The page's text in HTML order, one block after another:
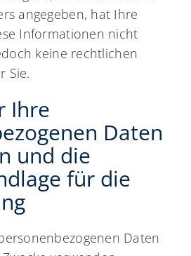
angegeben, hat Ihre
Informationen nicht
keine rechtlichen
Sie.
Ihre
Daten
und die
für die
Daten